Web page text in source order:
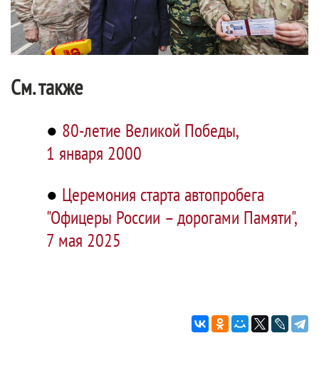
См. также
● 80-летие Великой Победы,
1 января 2000
● Церемония старта автопробега
"Офицеры России – дорогами Памяти",
7 мая 2025